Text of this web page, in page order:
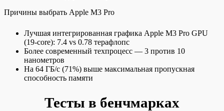
Причины выбрать Apple M3 Pro
Лучшая интегрированная графика Apple M3 Pro GPU
(19-core): 7.4 vs 0.78 терафлопс
Более современный техпроцесс — 3 против 10
нанометров
На 64 ГБ/c (71%) выше максимальная пропускная
способность памяти
Тесты в бенчмарках